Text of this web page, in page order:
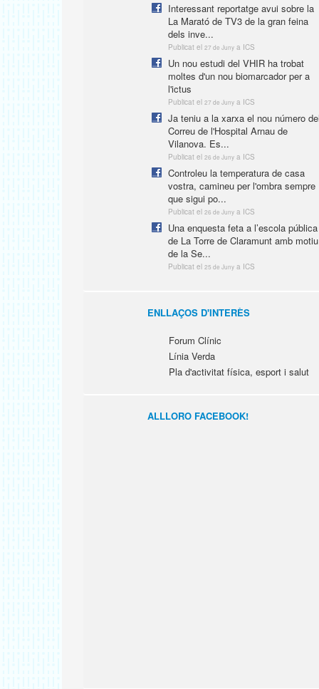
Interessant reportatge avui sobre la
La Marató de TV3 de la gran feina
dels inve...
Publicat el 27 de Juny a ICS
Un nou estudi del VHIR ha trobat
moltes d'un nou biomarcador per a
l'ictus
Publicat el 27 de Juny a ICS
Ja teniu a la xarxa el nou número
Correu de l'Hospital Arnau de
Vilanova. Es...
Publicat el 26 de Juny a ICS
Controleu la temperatura de casa
vostra, camineu per l'ombra sempre
que sigui po...
Publicat el 26 de Juny a ICS
Una enquesta feta a l’escola pública
de La Torre de Claramunt amb motiu
de la Se...
Publicat el 25 de Juny a ICS
ENLLAÇOS D'INTERÈS
Forum Clínic
Línia Verda
Pla d'activitat física, esport i salut
ALLLORO FACEBOOK!